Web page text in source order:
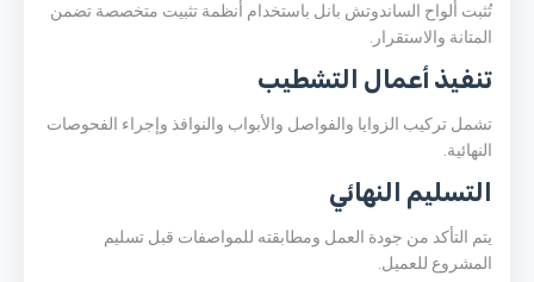
تُثبت ألواح الساندوتش بانل باستخدام أنظمة تثبيت متخصصة تضمن
المتانة والاستقرار.
تنفيذ أعمال التشطيب
تشمل تركيب الزوايا والفواصل والأبواب والنوافذ وإجراء الفحوصات
النهائية.
التسليم النهائي
يتم التأكد من جودة العمل ومطابقته للمواصفات قبل تسليم
المشروع للعميل.